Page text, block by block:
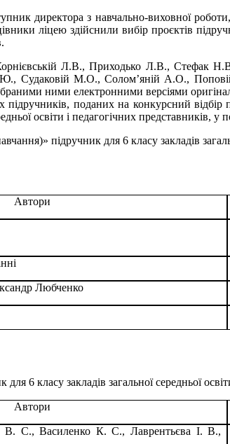
директора з навчально-виховної
ліцею здійснили вибір проєктів
Л.В., Приходько Л.В., Стефак
Судаковій М.О., Солом’яній А.О.,
ними електронними версіями
підручників, поданих на конкурсний відбір
освіти і педагогічних представників,
підручник для 6 класу закладів
Автори
Любченко
6 класу закладів загальної середньої
Автори
С., Василенко К. С., Лаврентьєва І. В.,